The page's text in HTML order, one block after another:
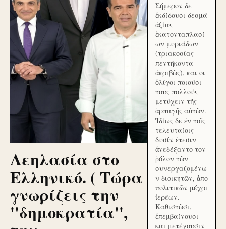
Λεηλασία στο
Ελληνικό. ( Τώρα
γνωρίζεις την
''δημοκρατία'',
Σήμερον δε
ἐκδίδουσι δεσμά
ἀξίας
ἑκατονταπλασί
ων μυριάδων
(τριακοσίας
πεντήκοντα
ἀκριβῶς), και οι
ὀλίγοι ποιούσι
τους πολλούς
μετύχειν τῆς
ἁρπαγῆς αὐτῶν.
Ἰδίως δε ἐν τοῖς
τελευταίοις
δυσίν ἔτεσιν
ἀνεδέξαντο τον
ῥόλον τῶν
συνεργαζομένω
ν διοικητῶν, ἀπο
πολιτικῶν μέχρι
ἱερέων.
Καθιστῶσι,
ἐπεμβαίνουσι
και μετέχουσιν